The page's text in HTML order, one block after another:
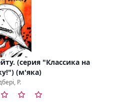
(серия "Классика на
(м'яка)
Р.